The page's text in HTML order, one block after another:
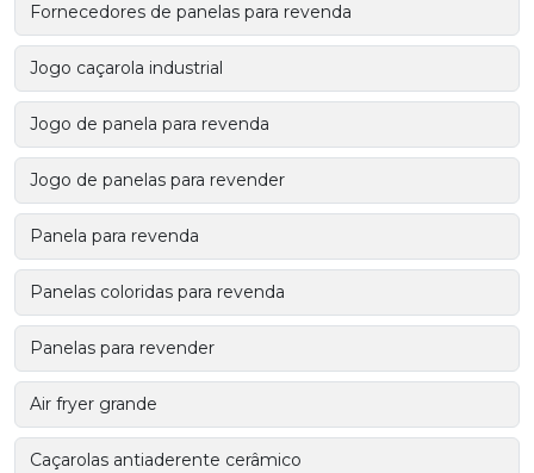
Fornecedores de panelas para revenda
Jogo caçarola industrial
Jogo de panela para revenda
Jogo de panelas para revender
Panela para revenda
Panelas coloridas para revenda
Panelas para revender
Air fryer grande
Caçarolas antiaderente cerâmico